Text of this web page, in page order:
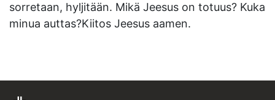
sorretaan, hyljitään. Mikä Jeesus on totuus? Kuka
minua auttas?Kiitos Jeesus aamen.